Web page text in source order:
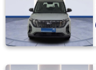
MITSUBISHI
MOTORSIKLET